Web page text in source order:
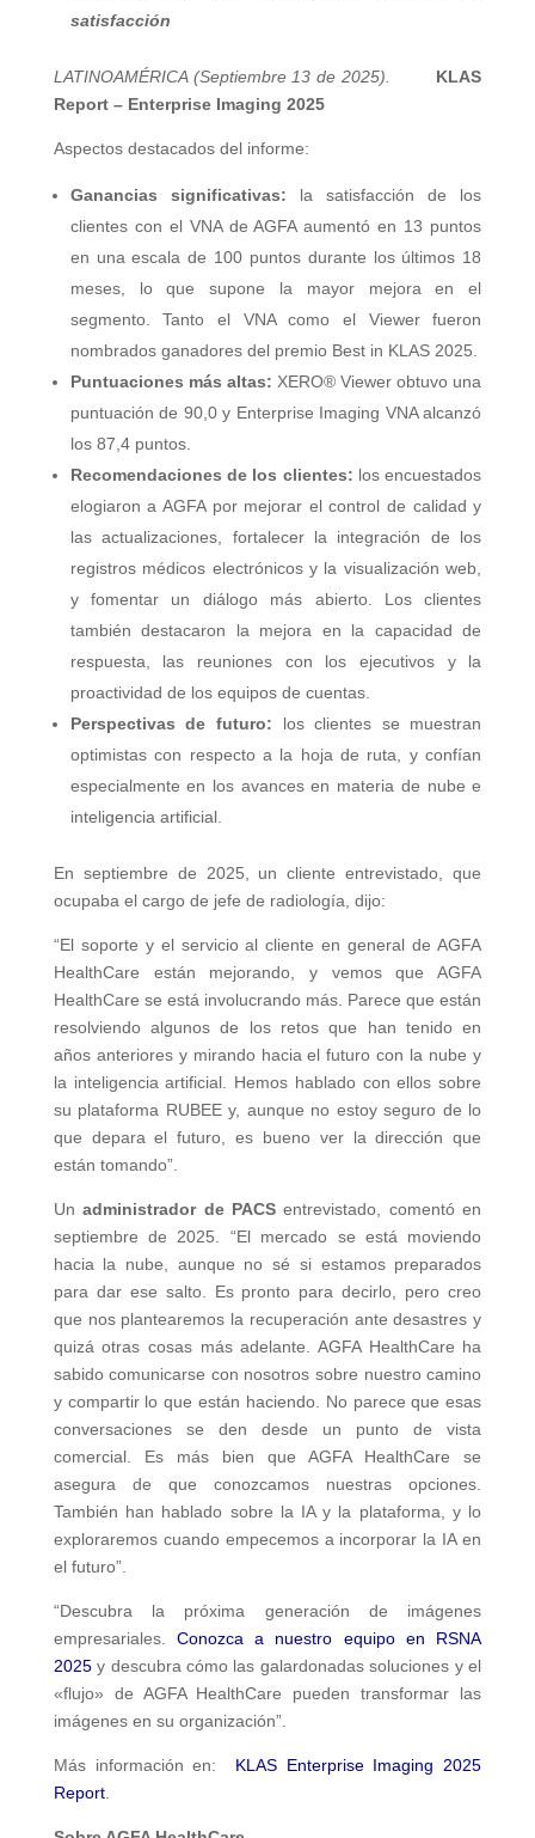
satisfacción
LATINOAMÉRICA (Septiembre 13 de 2025). KLAS
Report – Enterprise Imaging 2025
Aspectos destacados del informe:
Ganancias significativas: la satisfacción de los
clientes con el VNA de AGFA aumentó en 13 puntos
en una escala de 100 puntos durante los últimos 18
meses, lo que supone la mayor mejora en el
segmento. Tanto el VNA como el Viewer fueron
nombrados ganadores del premio Best in KLAS 2025.
Puntuaciones más altas: XERO® Viewer obtuvo una
puntuación de 90,0 y Enterprise Imaging VNA alcanzó
los 87,4 puntos.
Recomendaciones de los clientes: los encuestados
elogiaron a AGFA por mejorar el control de calidad y
las actualizaciones, fortalecer la integración de los
registros médicos electrónicos y la visualización web,
y fomentar un diálogo más abierto. Los clientes
también destacaron la mejora en la capacidad de
respuesta, las reuniones con los ejecutivos y la
proactividad de los equipos de cuentas.
Perspectivas de futuro: los clientes se muestran
optimistas con respecto a la hoja de ruta, y confían
especialmente en los avances en materia de nube e
inteligencia artificial.
En septiembre de 2025, un cliente entrevistado, que
ocupaba el cargo de jefe de radiología, dijo:
“El soporte y el servicio al cliente en general de AGFA
HealthCare están mejorando, y vemos que AGFA
HealthCare se está involucrando más. Parece que están
resolviendo algunos de los retos que han tenido en
años anteriores y mirando hacia el futuro con la nube y
la inteligencia artificial. Hemos hablado con ellos sobre
su plataforma RUBEE y, aunque no estoy seguro de lo
que depara el futuro, es bueno ver la dirección que
están tomando”.
Unadministrador de PACS entrevistado, comentó en
septiembre de 2025. “El mercado se está moviendo
hacia la nube, aunque no sé si estamos preparados
para dar ese salto. Es pronto para decirlo, pero creo
que nos plantearemos la recuperación ante desastres y
quizá otras cosas más adelante. AGFA HealthCare ha
sabido comunicarse con nosotros sobre nuestro camino
y compartir lo que están haciendo. No parece que esas
conversaciones se den desde un punto de vista
comercial. Es más bien que AGFA HealthCare se
asegura de que conozcamos nuestras opciones.
También han hablado sobre la IA y la plataforma, y lo
exploraremos cuando empecemos a incorporar la IA en
el futuro”.
“Descubra la próxima generación de imágenes
empresariales.Conozca a nuestro equipo en RSNA
2025y descubra cómo las galardonadas soluciones y el
«flujo» de AGFA HealthCare pueden transformar las
imágenes en su organización”.
Más información en: KLAS Enterprise Imaging 2025
Report.